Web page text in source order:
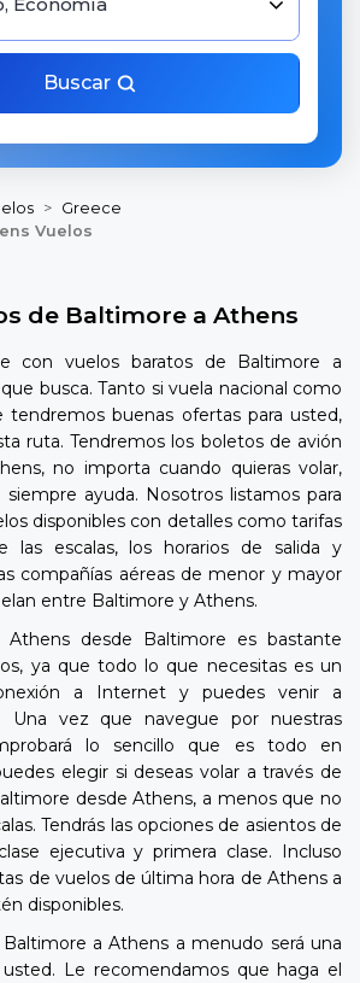
Buscar
Greece
Vuelos
de Baltimore a Athens
con vuelos baratos de Baltimore a
busca. Tanto si vuela nacional como
tendremos buenas ofertas para usted,
ruta. Tendremos los boletos de avión
no importa cuando quieras volar,
ayuda. Nosotros listamos para
disponibles con detalles como tarifas
las escalas, los horarios de salida y
compañías aéreas de menor y mayor
entre Baltimore y Athens.
Athens desde Baltimore es bastante
ya que todo lo que necesitas es un
a Internet y puedes venir a
Una vez que navegue por nuestras
lo sencillo que es todo en
elegir si deseas volar a través de
desde Athens, a menos que no
Tendrás las opciones de asientos de
ejecutiva y primera clase. Incluso
de vuelos de última hora de Athens a
disponibles.
a Athens a menudo será una
usted. Le recomendamos que haga el